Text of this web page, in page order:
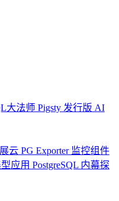
大法师 Pigsty 发行版 AI
云 PG Exporter 监控组件
应用 PostgreSQL 内幕探